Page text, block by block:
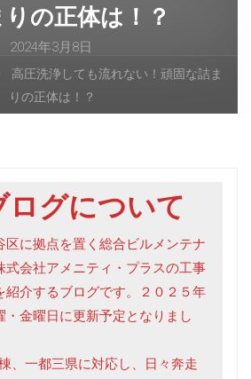
の正体は！？
2024年3月8日
高圧洗浄しても流れない！頑固な詰ま
りの正体は！？
ログについて
に拠点を置く総合ビルメンテナ
式会社アメニティ・プラスの工事
紹介するブログです。２０２５年
・金曜日に更新予定となりまし
、一都三県に対応し、日々奔走